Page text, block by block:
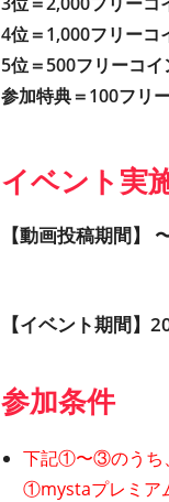
4位＝1,000フリーコ
5位＝500フリーコイ
参加特典＝100フリ
イベント実
【動画投稿期間】
【イベント期間
参加条件
下記①〜③のうち
①mystaプレミア